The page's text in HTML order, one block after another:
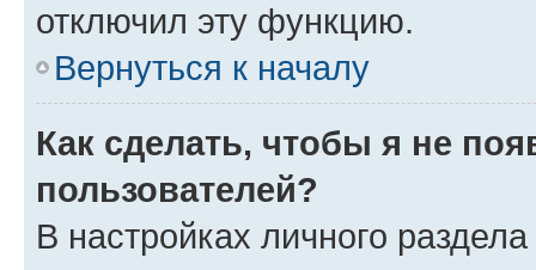
отключил эту функцию.
Вернуться к началу
Как сделать, чтобы я не
пользователей?
В настройках личного